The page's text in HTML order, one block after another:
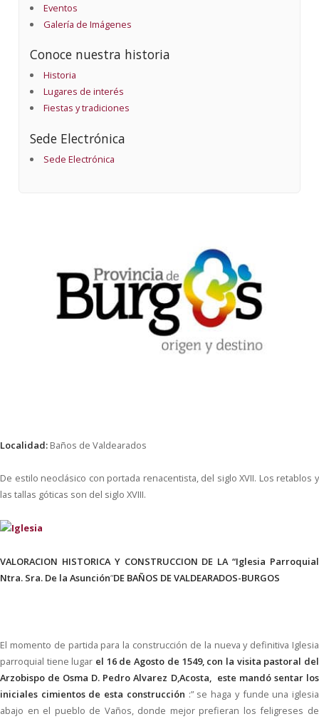
Eventos
Galería de Imágenes
Conoce nuestra historia
Historia
Lugares de interés
Fiestas y tradiciones
Sede Electrónica
Sede Electrónica
Localidad: Baños de Valdearados
De estilo neoclásico con portada renacentista, del siglo XVII. Los retablos y
las tallas góticas son del siglo XVIII.
VALORACION HISTORICA Y CONSTRUCCION DE LA “Iglesia Parroquial
Ntra. Sra. De la Asunción”DE BAÑOS DE VALDEARADOS-BURGOS
El momento de partida para la construcción de la nueva y definitiva Iglesia
parroquial tiene lugar el 16 de Agosto de 1549, con la visita pastoral del
Arzobispo de Osma D. Pedro Alvarez D,Acosta, este mandó sentar los
iniciales cimientos de esta construcción :” se haga y funde una iglesia
abajo en el pueblo de Vaños, donde mejor prefieran los feligreses de